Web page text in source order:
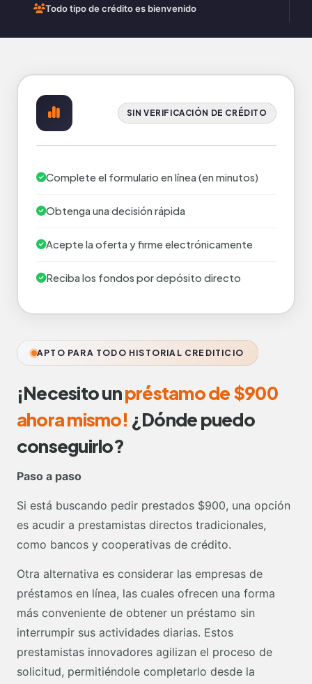
Todo tipo de crédito es bienvenido
SIN VERIFICACIÓN DE CRÉDITO
Complete el formulario en línea (en minutos)
Obtenga una decisión rápida
Acepte la oferta y firme electrónicamente
Reciba los fondos por depósito directo
APTO PARA TODO HISTORIAL CREDITICIO
¡Necesito unpréstamo de $900
ahora mismo! ¿Dónde puedo
conseguirlo?
Paso a paso
Si está buscando pedir prestados $900, una opción
es acudir a prestamistas directos tradicionales,
como bancos y cooperativas de crédito.
Otra alternativa es considerar las empresas de
préstamos en línea, las cuales ofrecen una forma
más conveniente de obtener un préstamo sin
interrumpir sus actividades diarias. Estos
prestamistas innovadores agilizan el proceso de
solicitud, permitiéndole completarlo desde la